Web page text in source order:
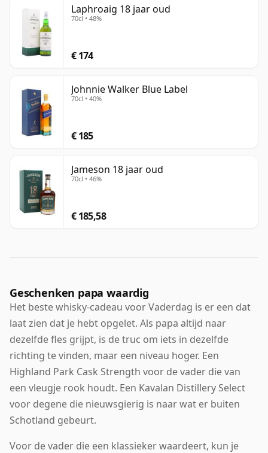
Laphroaig 18 jaar oud
70cl • 48%
€ 174
Johnnie Walker Blue Label
70cl • 40%
€ 185
Jameson 18 jaar oud
70cl • 46%
€ 185,58
Geschenken papa waardig
Het beste whisky-cadeau voor Vaderdag is er een dat
laat zien dat je hebt opgelet. Als papa altijd naar
dezelfde fles grijpt, is de truc om iets in dezelfde
richting te vinden, maar een niveau hoger. Een
Highland Park Cask Strength voor de vader die van
een vleugje rook houdt. Een Kavalan Distillery Select
voor degene die nieuwsgierig is naar wat er buiten
Schotland gebeurt.
Voor de vader die een klassieker waardeert, kun je